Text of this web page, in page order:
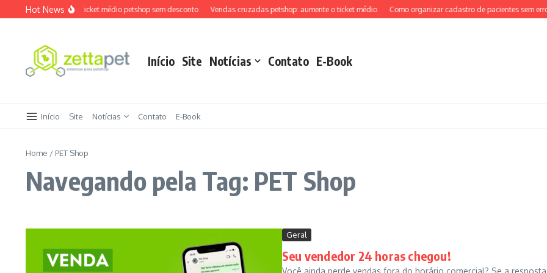
Ir para o conteúdo
Hot News
Como aumentar ticket médio petshop sem desconto Vendas cruzadas petshop: aumente o ticket médio Como organizar cadastro de pacientes sem erros
Início Site Notícias Contato E-Book
Início Site Notícias Contato E-Book
Home / PET Shop
Navegando pela Tag: PET Shop
Geral
Seu vendedor 24 horas chegou!
Você ainda perde vendas fora do horário comercial? Se a